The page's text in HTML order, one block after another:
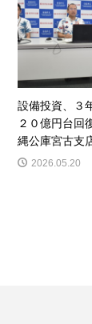
設備投資、３
２０億円台
縄公庫宮古支
2026.05.20